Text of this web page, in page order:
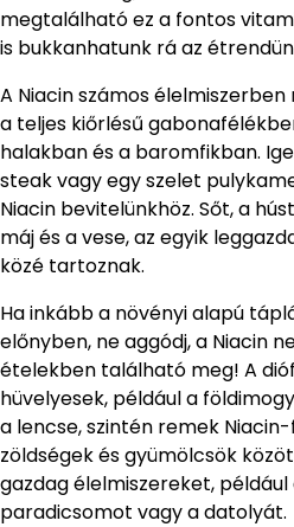
megtalálható ez a fontos
is bukkanhatunk rá az
A Niacin számos
a teljes kiőrlésű
halakban és a baromfikban.
steak vagy egy szelet
Niacin bevitelünkhöz. Sőt, a
máj és a vese, az egyik
közé tartoznak.
Ha inkább a növényi alapú
előnyben, ne aggódj, a Niacin
ételekben található meg! A
hüvelyesek, például a
a lencse, szintén remek
zöldségek és gyümölcsök
gazdag élelmiszereket,
paradicsomot vagy a datolyát.